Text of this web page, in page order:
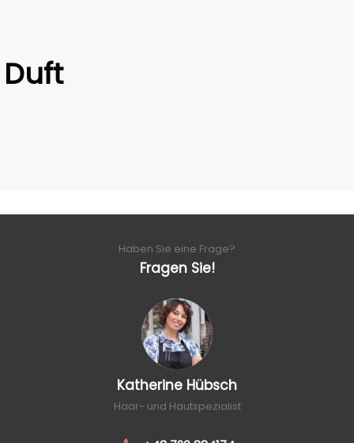
Duft
Haben Sie eine Frage?
Fragen Sie!
Katherine Hübsch
Haar- und Hautspezialist